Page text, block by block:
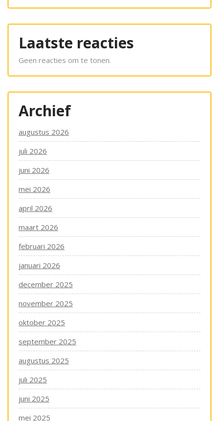
Laatste reacties
Geen reacties om te tonen.
Archief
augustus 2026
juli 2026
juni 2026
mei 2026
april 2026
maart 2026
februari 2026
januari 2026
december 2025
november 2025
oktober 2025
september 2025
augustus 2025
juli 2025
juni 2025
mei 2025